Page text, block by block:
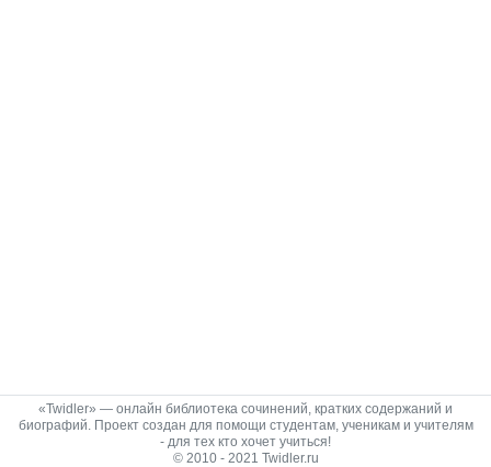
«Twidler» — онлайн библиотека сочинений, кратких содержаний и
биографий. Проект создан для помощи студентам, ученикам и учителям
- для тех кто хочет учиться!
© 2010 - 2021 Twidler.ru